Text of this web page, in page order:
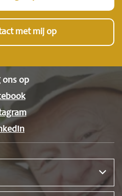
met mij op
ons op